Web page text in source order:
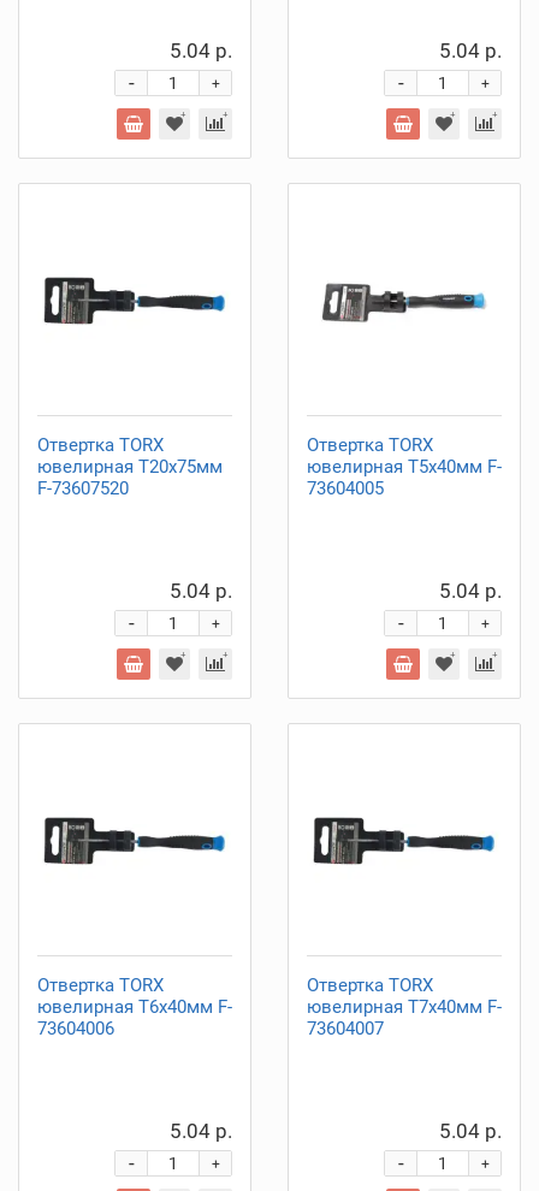
5.04 р.
+
-
5.04 р.
+
-
Отвертка TORX
ювелирная Т20х75мм
F-73607520
5.04 р.
+
-
Отвертка TORX
ювелирная Т5х40мм F-
73604005
5.04 р.
+
-
Отвертка TORX
ювелирная Т6х40мм F-
73604006
5.04 р.
+
-
Отвертка TORX
ювелирная Т7х40мм F-
73604007
5.04 р.
+
-